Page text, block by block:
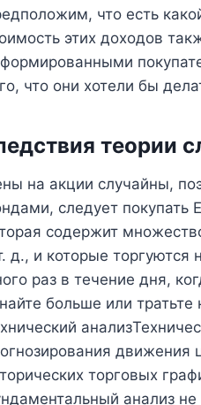
что есть
этих доходов
что они хотели бы
теории
на акции случайны,
следует покупать
содержит
д., и которые
раз в течение дня,
больше или
движения
торговых
анализ не